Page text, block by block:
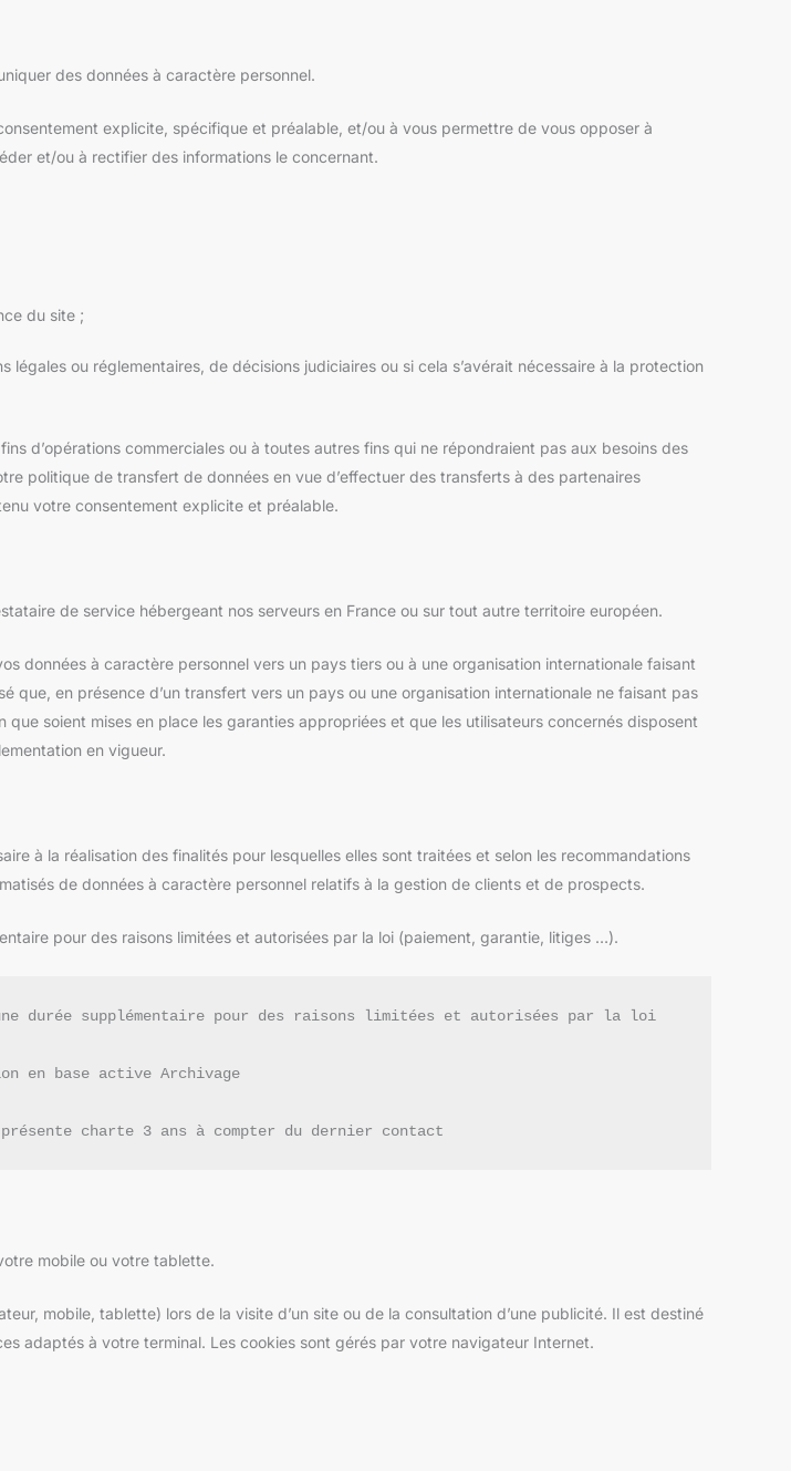
des données à caractère personnel.
explicite, spécifique et préalable, et/ou à vous permettre de vous opposer à
et/ou à rectifier des informations le concernant.
du site ;
ou réglementaires, de décisions judiciaires ou si cela s’avérait nécessaire à la protection
d’opérations commerciales ou à toutes autres fins qui ne répondraient pas aux besoins des
politique de transfert de données en vue d’effectuer des transferts à des partenaires
votre consentement explicite et préalable.
de service hébergeant nos serveurs en France ou sur tout autre territoire européen.
données à caractère personnel vers un pays tiers ou à une organisation internationale faisant
que, en présence d’un transfert vers un pays ou une organisation internationale ne faisant pas
que soient mises en place les garanties appropriées et que les utilisateurs concernés disposent
en vigueur.
à la réalisation des finalités pour lesquelles elles sont traitées et selon les recommandations
de données à caractère personnel relatifs à la gestion de clients et de prospects.
pour des raisons limitées et autorisées par la loi (paiement, garantie, litiges …).
durée supplémentaire pour des raisons limitées et autorisées par la loi
en base active Archivage
charte 3 ans à compter du dernier contact
mobile ou votre tablette.
mobile, tablette) lors de la visite d’un site ou de la consultation d’une publicité. Il est destiné
adaptés à votre terminal. Les cookies sont gérés par votre navigateur Internet.